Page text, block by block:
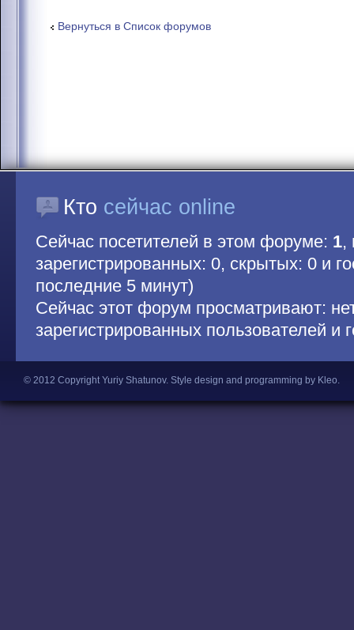
Вернуться в Список форумов
Кто сейчас online
Сейчас посетителей в этом форуме: 1,
зарегистрированных: 0, скрытых: 0 и
последние 5 минут)
Сейчас этот форум просматривают:
зарегистрированных пользователей и
© 2012 Copyright Yuriy Shatunov. Style design and programming by Kleo.